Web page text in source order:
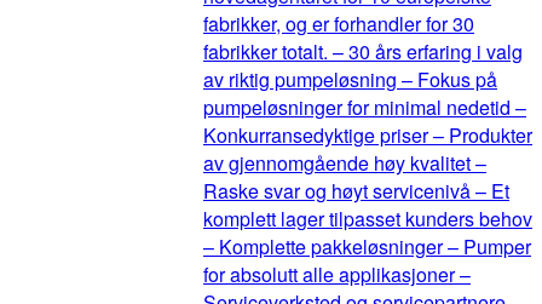
fabrikker, og er forhandler for 30
fabrikker totalt. – 30 års erfaring i valg
av riktig pumpeløsning – Fokus på
pumpeløsninger for minimal nedetid –
Konkurransedyktige priser – Produkter
av gjennomgående høy kvalitet –
Raske svar og høyt servicenivå – Et
komplett lager tilpasset kunders behov
– Komplette pakkeløsninger – Pumper
for absolutt alle applikasjoner –